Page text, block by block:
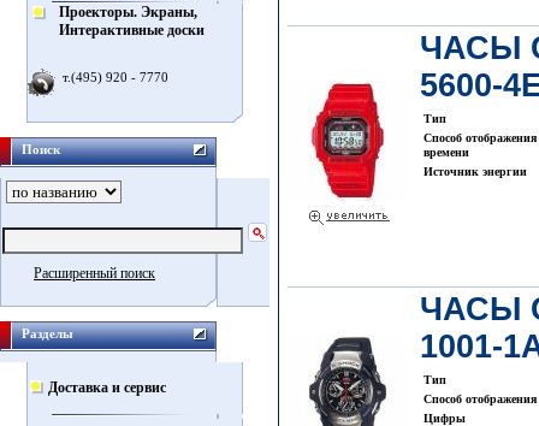
Проекторы. Экраны,
Интерактивные доски
т.(495) 920 - 7770
Поиск
Расширенный поиск
Разделы
Доставка и сервис
ЧАСЫ
5600-
Тип
Способ отображения
времени
Источник энергии
ЧАСЫ
1001-
Тип
Способ
Цифры